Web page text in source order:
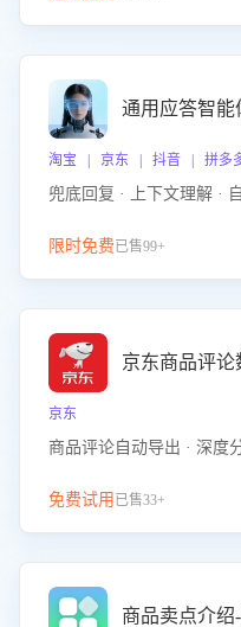
通用应答智能
淘宝 | 京东 | 抖音 | 拼多
兜底回复 · 上下文理解 ·
限时免费已售99+
京东商品评论
京东
商品评论自动导出 · 深度
免费试用 已售33+
商品卖点介绍